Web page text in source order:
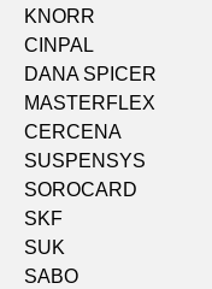
KNORR
CINPAL
DANA SPICER
MASTERFLEX
CERCENA
SUSPENSYS
SOROCARD
SKF
SUK
SABO